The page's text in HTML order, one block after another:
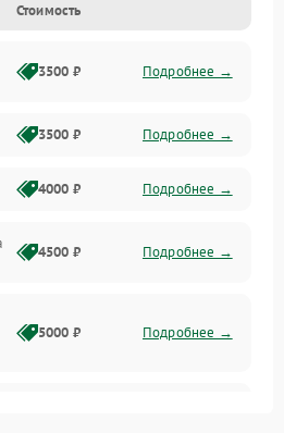
и интерфейсов
Стоимость
3500 ₽ Подробнее →
3500 ₽ Подробнее →
4000 ₽ Подробнее →
4500 ₽ Подробнее →
5000 ₽ Подробнее →